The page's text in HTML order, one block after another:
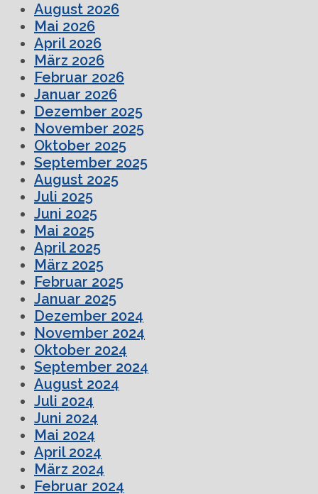
August 2026
Mai 2026
April 2026
März 2026
Februar 2026
Januar 2026
Dezember 2025
November 2025
Oktober 2025
September 2025
August 2025
Juli 2025
Juni 2025
Mai 2025
April 2025
März 2025
Februar 2025
Januar 2025
Dezember 2024
November 2024
Oktober 2024
September 2024
August 2024
Juli 2024
Juni 2024
Mai 2024
April 2024
März 2024
Februar 2024